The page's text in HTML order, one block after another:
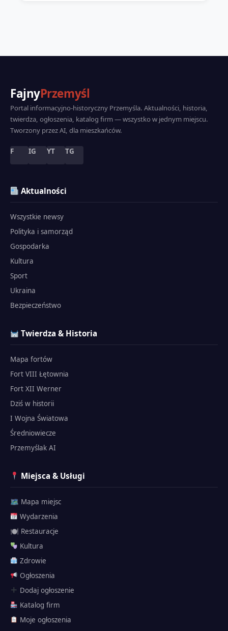
FajnyPrzemyśl
Portal informacyjno-historyczny Przemyśla. Aktualności, historia,
twierdza, ogłoszenia, katalog firm — wszystko w jednym miejscu.
Tworzony przez AI, dla mieszkańców.
F IG YT TG
Aktualności
Wszystkie newsy
Polityka i samorząd
Gospodarka
Kultura
Sport
Ukraina
Bezpieczeństwo
Twierdza & Historia
Mapa fortów
Fort VIII Łętownia
Fort XII Werner
Dziś w historii
I Wojna Światowa
Średniowiecze
Przemyślak AI
Miejsca & Usługi
🗺 Mapa miejsc
Wydarzenia
🍽 Restauracje
Kultura
Zdrowie
Ogłoszenia
Dodaj ogłoszenie
Katalog firm
Moje ogłoszenia